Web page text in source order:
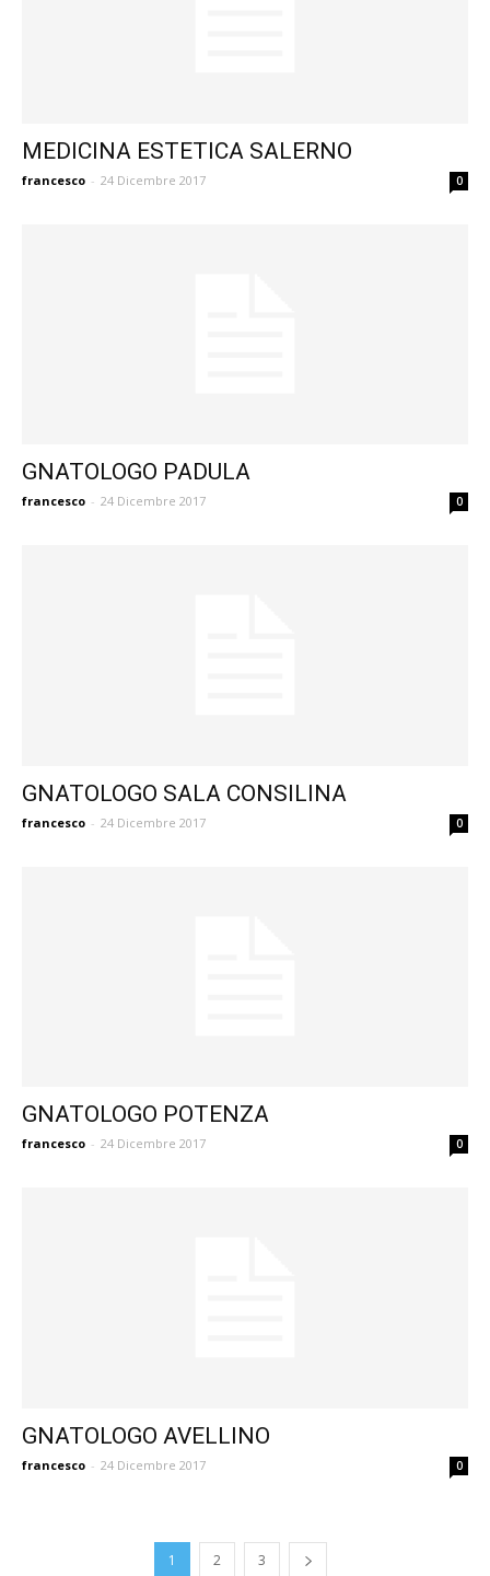
MEDICINA ESTETICA SALERNO
francesco - 24 Dicembre 2017 0
GNATOLOGO PADULA
francesco - 24 Dicembre 2017 0
GNATOLOGO SALA CONSILINA
francesco - 24 Dicembre 2017 0
GNATOLOGO POTENZA
francesco - 24 Dicembre 2017 0
GNATOLOGO AVELLINO
francesco - 24 Dicembre 2017 0
1 2 3